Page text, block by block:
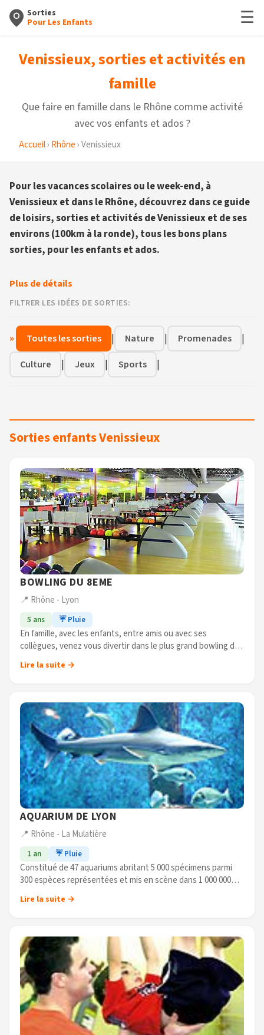
Sorties
Pour Les Enfants
☰
Venissieux, sorties et activités en
famille
Que faire en famille dans le Rhône comme activité
avec vos enfants et ados ?
Accueil› Rhône› Venissieux
Pour les vacances scolaires ou le week-end, à
Venissieux et dans le Rhône, découvrez dans ce guide
de loisirs, sorties et activités de Venissieux et de ses
environs (100km à la ronde), tous les bons plans
sorties, pour les enfants et ados.
Plus de détails
FILTRER LES IDÉES DE SORTIES:
» Toutes les sorties | Nature | Promenades |
Culture | Jeux | Sports |
Sorties enfants Venissieux
BOWLING DU 8EME
📍 Rhône - Lyon
5 ans ☔ Pluie
En famille, avec les enfants, entre amis ou avec ses
collègues, venez vous divertir dans le plus grand bowling de
Lire la suite →
AQUARIUM DE LYON
📍 Rhône - La Mulatière
1 an ☔ Pluie
Constitué de 47 aquariums abritant 5 000 spécimens parmi
300 espèces représentées et mis en scène dans 1 000 000
Lire la suite →